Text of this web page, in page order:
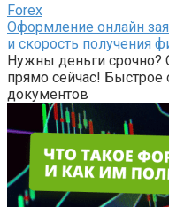
Forex
Оформление онлайн
и скорость получения
Нужны деньги срочно?
прямо сейчас!
документов